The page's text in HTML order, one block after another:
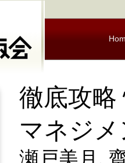
徹底攻
マネジ
瀬戸美月,